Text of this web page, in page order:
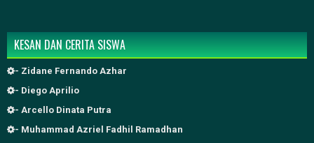
KESAN DAN CERITA SISWA
- Zidane Fernando Azhar
- Diego Aprilio
- Arcello Dinata Putra
- Muhammad Azriel Fadhil Ramadhan